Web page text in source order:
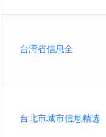
台湾省信息全
台北市城市信息精选